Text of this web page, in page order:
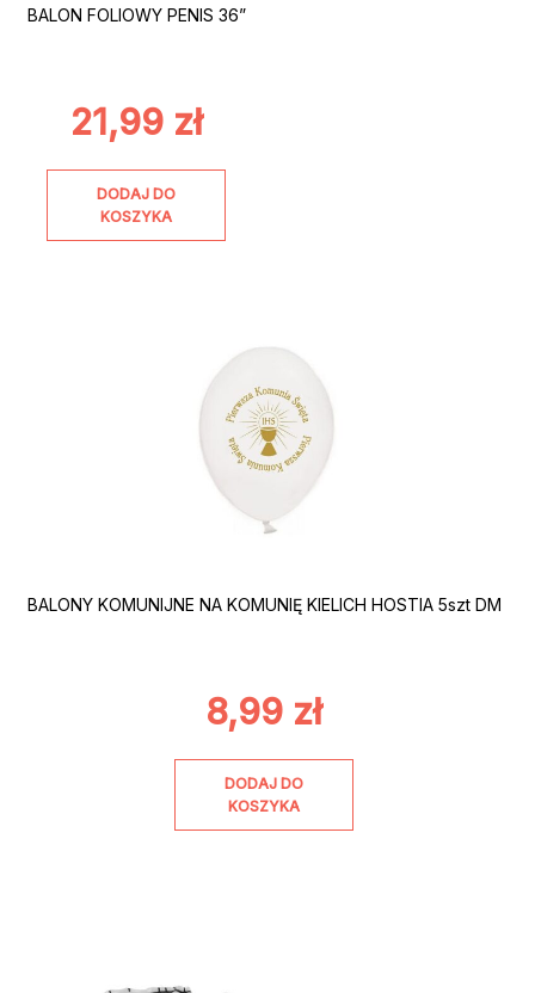
BALON FOLIOWY PENIS 36”
21,99 zł
DODAJ DO
KOSZYKA
BALONY KOMUNIJNE NA KOMUNIĘ KIELICH HOSTIA 5szt DM
8,99 zł
DODAJ DO
KOSZYKA